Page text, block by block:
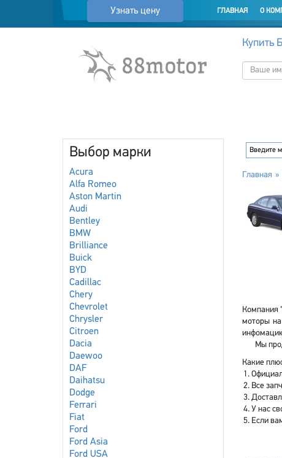
Узнать цену ГЛАВНАЯ О
Купить
Выбор марки
Acura
Alfa Romeo
Aston Martin
Audi
Bentley
BMW
Brilliance
Buick
BYD
Cadillac
Chery
Chevrolet
Chrysler
Citroen
Dacia
Daewoo
DAF
Daihatsu
Dodge
Ferrari
Fiat
Ford
Ford Asia
Ford USA
Главная
Компания
моторы
Мы
Какие
Все
У нас
Если